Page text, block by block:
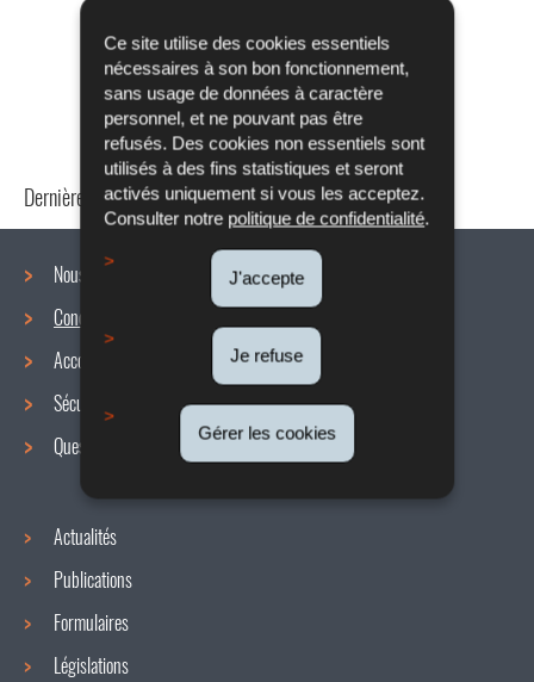
Ce site utilise des cookies essentiels
nécessaires à son bon fonctionnement,
sans usage de données à caractère
personnel, et ne pouvant pas être
refusés. Des cookies non essentiels sont
utilisés à des fins statistiques et seront
activés uniquement si vous les acceptez.
Consulter notre politique de confidentialité.
J'accepte
Je refuse
Gérer les cookies
Dernière mise à jour24/04/2024
Menu
de
navigation
Nous connaître
Conditions de travail
Accords collectifs
Sécurité / Santé au travail
Questions / réponses
Actualités
Publications
Formulaires
Législations